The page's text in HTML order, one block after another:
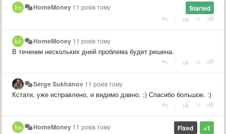
Started
HomeMoney 11 років тому
HomeMoney 11 років тому
В течении нескольких дней проблема будет решена.
Serge Sukhanov 11 років тому
Кстати, уже исправлено, и видимо давно. :) Спасибо большое. :)
+1
Fixed
HomeMoney 11 років тому